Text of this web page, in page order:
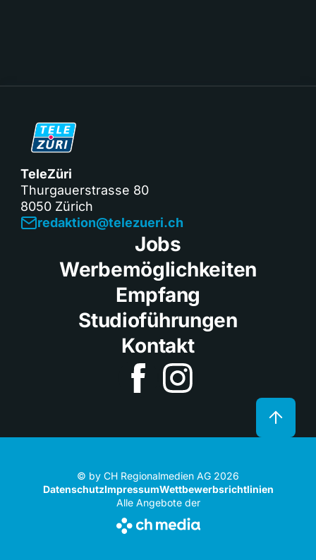
TeleZüri
Thurgauerstrasse 80
8050 Zürich
redaktion@telezueri.ch
Jobs
Werbemöglichkeiten
Empfang
Studioführungen
Kontakt
© by CH Regionalmedien AG 2026
DatenschutzImpressumWettbewerbsrichtlinien
Alle Angebote der